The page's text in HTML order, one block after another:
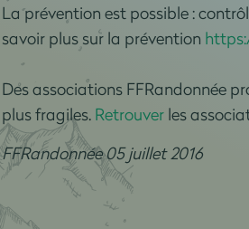
La prévention est possible :
savoir plus sur la prévention
Des associations FFRandonnée
plus fragiles. Retrouverles
FFRandonnée 05 juillet 2016